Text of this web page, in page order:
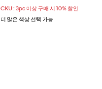
CKU : 3pc 이상 구매 시 10% 할인
더 많은 색상 선택 가능